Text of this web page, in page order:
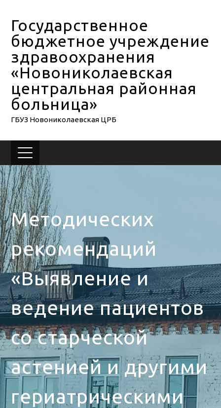
Государственное
бюджетное учреждение
здравоохранения
«Новониколаевская
центральная районная
больница»
ГБУЗ Новониколаевская ЦРБ
Методических
рекомендаций
«Выявление и
ведение пациентов
со старческой
астенией и другими
гериатрическими